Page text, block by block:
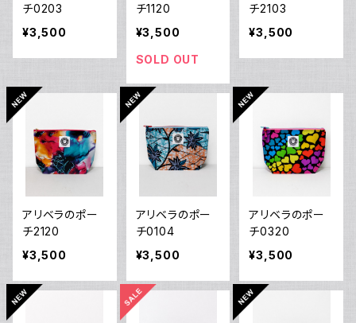
チ0203
¥3,500
チ1120
¥3,500
SOLD OUT
チ2103
¥3,500
アリベラのポー
チ2120
¥3,500
アリベラのポー
チ0104
¥3,500
アリベラのポー
チ0320
¥3,500